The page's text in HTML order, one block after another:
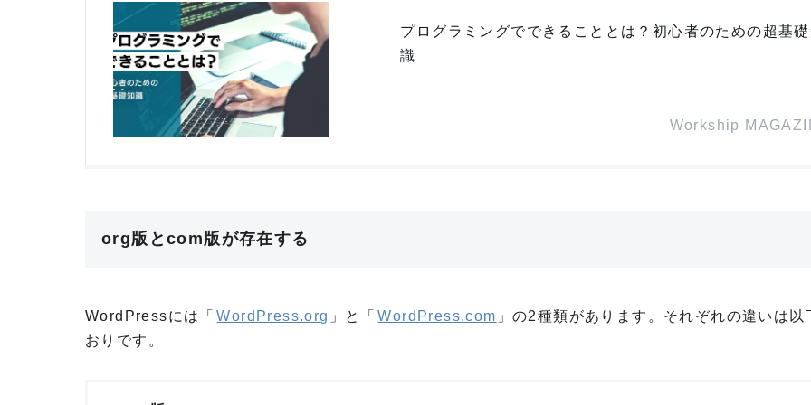
プログラミングでできることとは？初心者のための超基礎
識
Workship
org版とcom版が存在する
WordPressには「 WordPress.org 」と「 WordPress.com 」の2種類があります。それぞれの違いは以
おりです。